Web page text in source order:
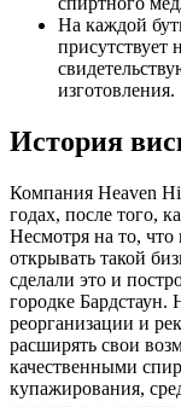
На каждой
присутствует
изготовления.
История
Компания Heaven
годах, после того,
Несмотря на то,
открывать такой
сделали это и
городке
реорганизации и
расширять свои
качественными
купажирования,